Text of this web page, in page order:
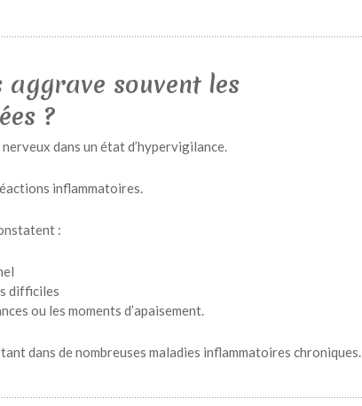
souvent les
?
dans un état d’hypervigilance.
inflammatoires.
:
difficiles
ou les moments d’apaisement.
dans de nombreuses maladies inflammatoires chroniques.